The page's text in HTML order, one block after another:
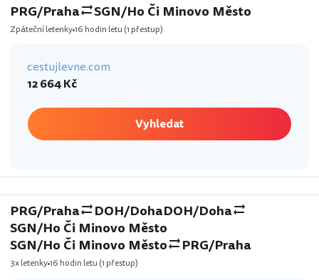
PRG/Praha SGN/Ho Či Minovo Město
Zpáteční letenky16 hodin letu (1 přestup)
cestujlevne.com
12 664 Kč
Vyhledat
PRG/Praha DOH/DohaDOH/Doha
SGN/Ho Či Minovo Město
SGN/Ho Či Minovo Město
PRG/Praha
3x letenky16 hodin letu (1 přestup)